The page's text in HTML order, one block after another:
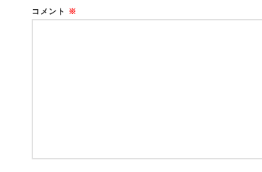
コメント ※